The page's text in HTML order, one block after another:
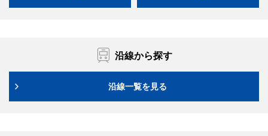
沿線から探す
沿線一覧を見る